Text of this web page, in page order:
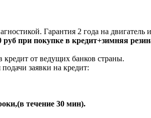
Гарантия 2 года на
при покупке в кредит+зимняя
от ведущих банков страны.
заявки на кредит:
течение 30 мин).